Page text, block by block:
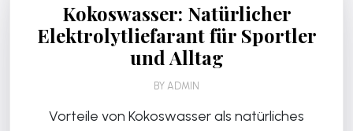
Kokoswasser: Natürlicher
Elektrolytliefarant für Sportler
und Alltag
BY ADMIN
Vorteile von Kokoswasser als natürliches